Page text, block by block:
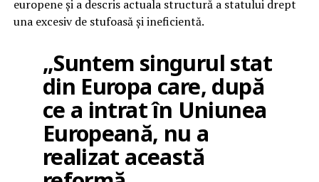
europene și a descris actuala structură a statului drept
una excesiv de stufoasă și ineficientă.
„Suntem singurul stat
din Europa care, după
ce a intrat în Uniunea
Europeană, nu a
realizat această